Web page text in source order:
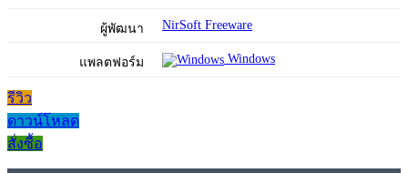
ผู้พัฒนา NirSoft Freeware
แพลตฟอร์ม Windows
รีวิว
ดาวน์โหลด
สั่งซื้อ